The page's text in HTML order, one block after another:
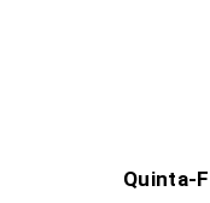
Quinta-